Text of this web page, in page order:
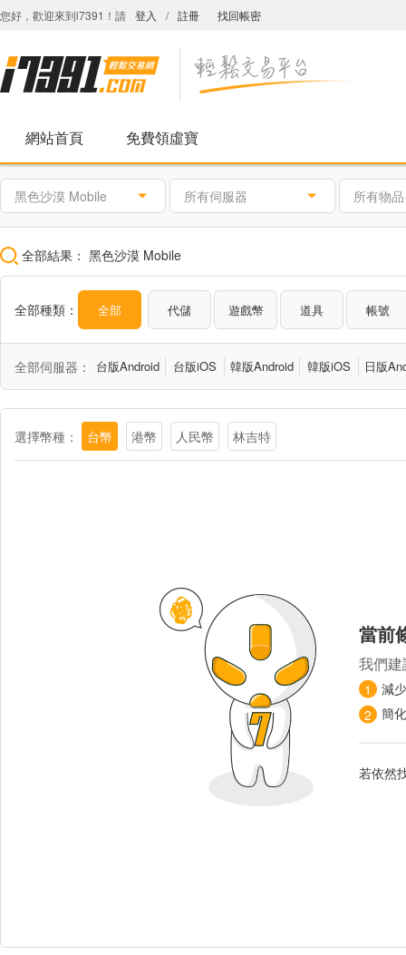
您好，歡迎來到i7391！請 登入 / 註冊 找回帳密
網站首頁 免費領虛寶
黑色沙漠 Mobile 所有伺服器 所有物品
全部結果： 黑色沙漠 Mobile
全部種類： 全部 代儲 遊戲幣 道具 帳號
全部伺服器： 台版Android 台版iOS 韓版Android 韓版iOS 日版
選擇幣種： 台幣 港幣 人民幣 林吉特
當前
我們
1
減
2 簡
若依然